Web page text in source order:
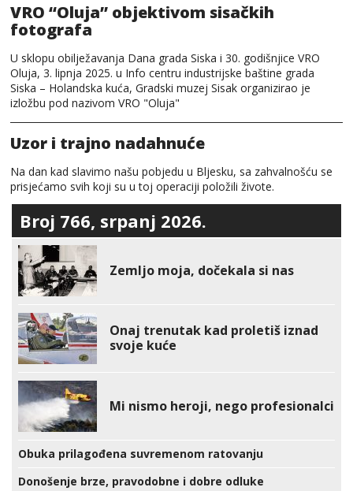
VRO “Oluja” objektivom sisačkih
fotografa
U sklopu obilježavanja Dana grada Siska i 30. godišnjice VRO
Oluja, 3. lipnja 2025. u Info centru industrijske baštine grada
Siska – Holandska kuća, Gradski muzej Sisak organizirao je
izložbu pod nazivom VRO "Oluja"
Uzor i trajno nadahnuće
Na dan kad slavimo našu pobjedu u Bljesku, sa zahvalnošću se
prisjećamo svih koji su u toj operaciji položili živote.
Broj 766, srpanj 2026.
Zemljo moja, dočekala si nas
Onaj trenutak kad proletiš iznad
svoje kuće
Mi nismo heroji, nego profesionalci
Obuka prilagođena suvremenom ratovanju
Donošenje brze, pravodobne i dobre odluke